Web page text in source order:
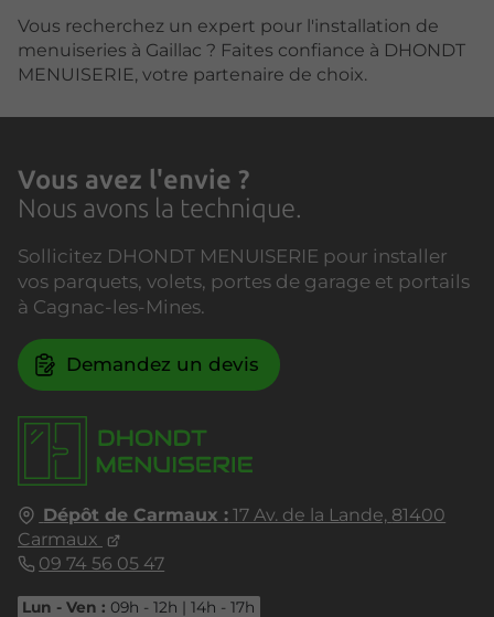
Vous recherchez un expert pour l'installation de
menuiseries à Gaillac ? Faites confiance à DHONDT
MENUISERIE, votre partenaire de choix.
Dépôt de Carmaux : 17 Av. de la Lande, 81400
Carmaux
09 74 56 05 47
Lun - Ven : 09h - 12h | 14h - 17h
Vous avez l'envie ?
Nous avons la technique.
Sollicitez DHONDT MENUISERIE pour installer
vos parquets, volets, portes de garage et portails
à Cagnac-les-Mines.
Demandez un devis